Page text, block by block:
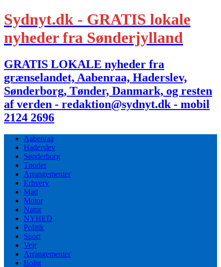
Sydnyt.dk - GRATIS lokale
nyheder fra Sønderjylland
GRATIS LOKALE nyheder fra
grænselandet, Aabenraa, Haderslev,
Sønderborg, Tønder, Danmark, og resten
af verden - redaktion@sydnyt.dk - mobil
2124 2696
Aabenraa
Haderslev
Sønderborg
Tønder
Arrangementer
Erhverv
Mad
Motor
Natur
NYHED
Politik
Sport
Vejr
Arrangementer
Bolig